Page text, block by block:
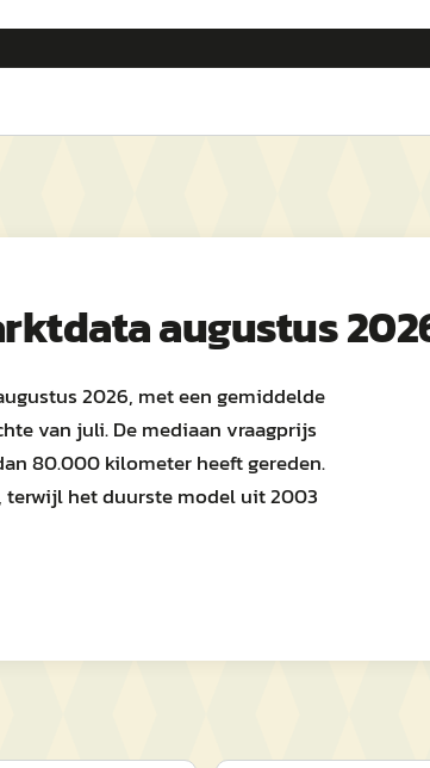
augustus
2026, met een gemiddelde
van juli. De mediaan vraagprijs
80.000 kilometer heeft gereden.
terwijl het duurste model uit 2003